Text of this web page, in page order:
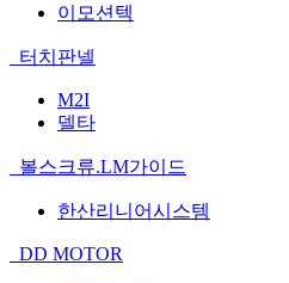
이모션텍
터치판넬
M2I
델타
볼스크류.LM가이드
한산리니어시스템
DD MOTOR